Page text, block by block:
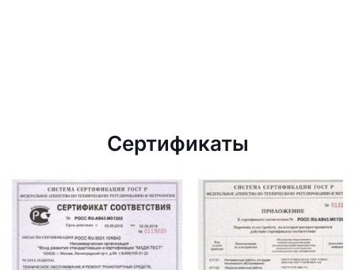
Сертификаты